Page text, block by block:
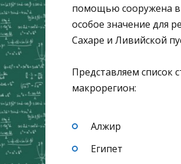
помощью сооружена
особое значение для
Сахаре и Ливийской
Представляем список
макрорегион:
Алжир
Египет